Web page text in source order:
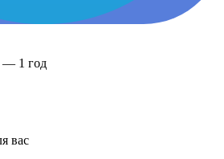
— 1 год
вас